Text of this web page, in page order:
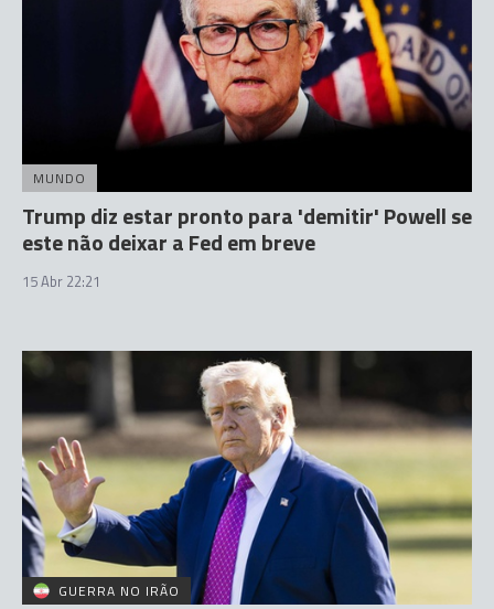
MUNDO
Trump diz estar pronto para 'demitir' Powell se
este não deixar a Fed em breve
15 Abr 22:21
GUERRA NO IRÃO